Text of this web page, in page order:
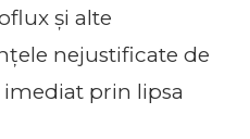
și alte
nejustificate de
prin lipsa